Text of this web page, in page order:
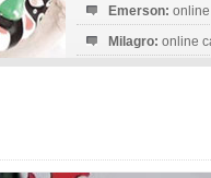
Emerson:
Milagro: online